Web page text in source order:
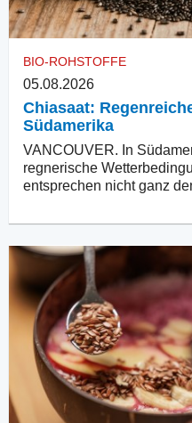
BIO-ROHSTOFFE
05.08.2026
Chiasaat:
Südamerika
VANCOUVER. In
regnerische
entsprechen nicht ganz